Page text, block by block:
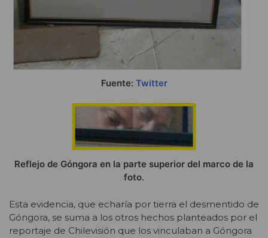
Fuente: Twitter
Reflejo de Góngora en la parte superior del marco de la
foto.
Esta evidencia, que echaría por tierra el desmentido de
Góngora, se suma a los otros hechos planteados por el
reportaje de Chilevisión que los vinculaban a Góngora